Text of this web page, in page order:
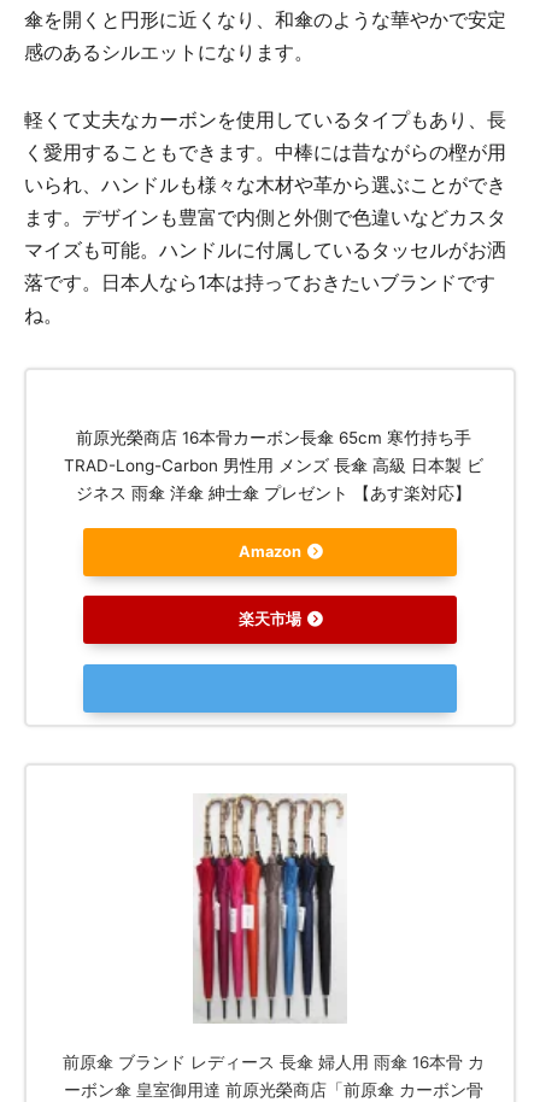
傘を開くと円形に近くなり、和傘のような華やかで安定
感のあるシルエットになります。
軽くて丈夫なカーボンを使用しているタイプもあり、長
く愛用することもできます。中棒には昔ながらの樫が用
いられ、ハンドルも様々な木材や革から選ぶことができ
ます。デザインも豊富で内側と外側で色違いなどカスタ
マイズも可能。ハンドルに付属しているタッセルがお洒
落です。日本人なら1本は持っておきたいブランドです
ね。
前原光榮商店 16本骨カーボン長傘 65cm 寒竹持ち手
TRAD-Long-Carbon 男性用 メンズ 長傘 高級 日本製 ビ
ジネス 雨傘 洋傘 紳士傘 プレゼント 【あす楽対応】
Amazon
楽天市場
前原傘 ブランド レディース 長傘 婦人用 雨傘 16本骨 カ
ーボン傘 皇室御用達 前原光榮商店「前原傘 カーボン骨